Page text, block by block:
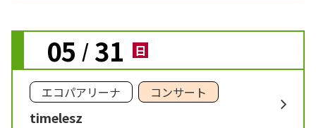
05 / 31 日
エコパアリーナ コンサート
timelesz